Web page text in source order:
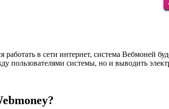
работать в сети интернет, система
пользователями системы, но и выводить